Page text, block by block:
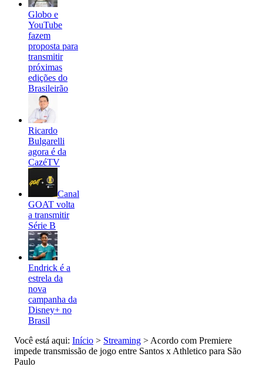
Globo e
YouTube
fazem
proposta para
transmitir
próximas
edições do
Brasileirão
Ricardo
Bulgarelli
agora é da
CazéTV
Canal
GOAT volta
a transmitir
Série B
Endrick é a
estrela da
nova
campanha da
Disney+ no
Brasil
Você está aqui: Início > Streaming > Acordo com Premiere
impede transmissão de jogo entre Santos x Athletico para São
Paulo